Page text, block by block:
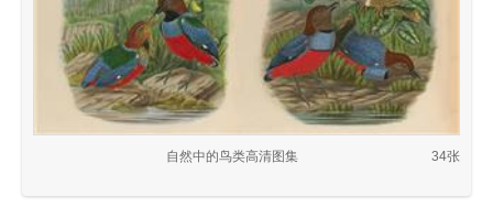
自然中的鸟类高清图集 34张